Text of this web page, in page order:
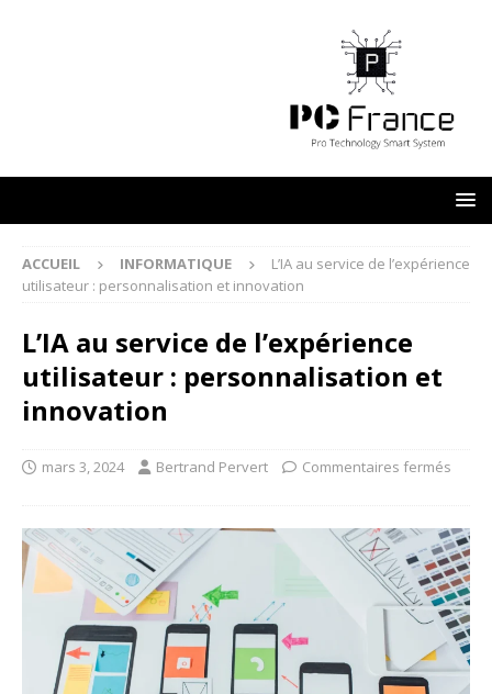
ACCUEIL INFORMATIQUE
L’IA au service de l’expérience
utilisateur : personnalisation et innovation
L’IA au service de l’expérience
utilisateur : personnalisation et
innovation
mars 3, 2024 Bertrand Pervert Commentaires fermés